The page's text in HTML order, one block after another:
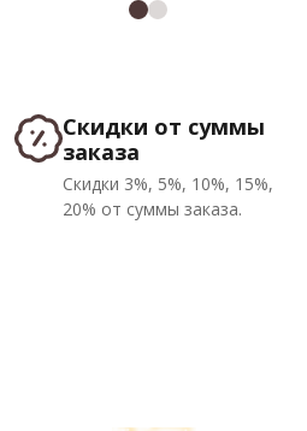
Скидки от суммы
заказа
Скидки 3%, 5%, 10%, 15%,
20% от суммы заказа.